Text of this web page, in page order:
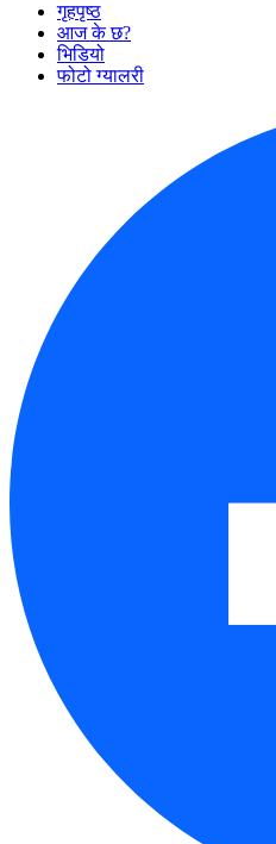
गृहपृष्ठ
आज के छ?
भिडियो
फोटो ग्यालरी